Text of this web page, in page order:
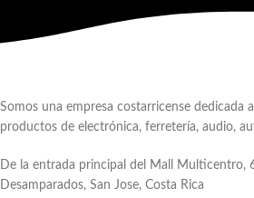
Somos una empresa costarricense dedicada
productos de electrónica, ferretería, audio,
De la entrada principal del Mall Multicentro,
Desamparados, San Jose, Costa Rica